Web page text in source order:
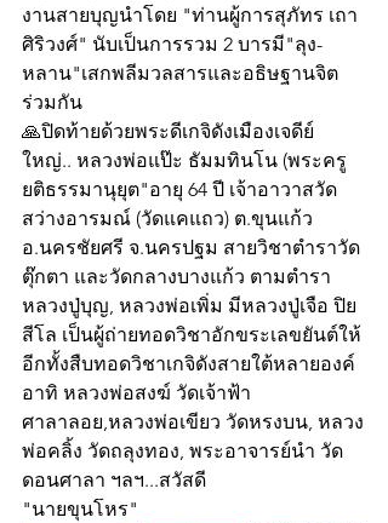
งานสายบุญนำโดย "ท่านผู้การสุภัทร เถา
ศิริวงศ์" นับเป็นการรวม 2 บารมี"ลุง-
หลาน"เสกพลีมวลสารและอธิษฐานจิต
ร่วมกัน
🙏ปิดท้ายด้วยพระดีเกจิดังเมืองเจดีย์
ใหญ่.. หลวงพ่อแป๊ะ ธัมมทินโน (พระครู
ยติธรรมานุยุต"อายุ 64 ปี เจ้าอาวาสวัด
สว่างอารมณ์ (วัดแคแถว) ต.ขุนแก้ว
อ.นครชัยศรี จ.นครปฐม สายวิชาตำราวัด
ตุ๊กตา และวัดกลางบางแก้ว ตามตำรา
หลวงปู่บุญ, หลวงพ่อเพิ่ม มีหลวงปู่เจือ ปิย
สีโล เป็นผู้ถ่ายทอดวิชาอักขระเลขยันต์ให้
อีกทั้งสืบทอดวิชาเกจิดังสายใต้หลายองค์
อาทิ หลวงพ่อสงฆ์ วัดเจ้าฟ้า
ศาลาลอย,หลวงพ่อเขียว วัดหรงบน, หลวง
พ่อคลิ้ง วัดถลุงทอง, พระอาจารย์นำ วัด
ดอนศาลา ฯลฯ...สวัสดี
"นายขุนโหร"